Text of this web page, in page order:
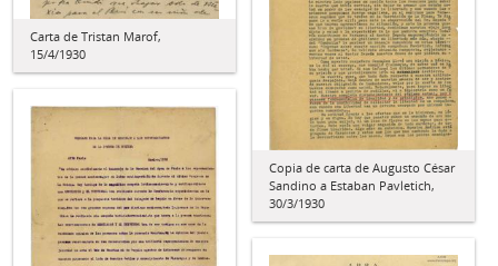
Carta de Tristan Marof,
15/4/1930
Copia de carta de Augusto César
Sandino a Estaban Pavletich,
30/3/1930